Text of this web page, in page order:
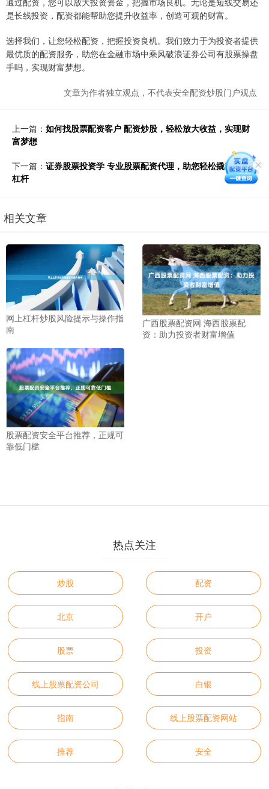
是长线投资，配资都能帮助您提升收益率，创造可观的财富。
选择我们，让您轻松配资，把握投资良机。我们致力于为投资者提供
最优质的配资服务，助您在金融市场中乘风破浪证券公司有股票操盘
手吗，实现财富梦想。
文章为作者独立观点，不代表安全配资炒股门户观点
上一篇： 如何找股票配资客户 配资炒股，轻松放大收益，实现财
富梦想
下一篇： 证券股票投资学 专业股票配资代理，助您轻松撬动资金
杠杆
相关文章
网上杠杆炒股风险提示与操作指
南
广西股票配资网 海西股票配
资：助力投资者财富增值
股票配资安全平台推荐，正规可
靠低门槛
热点关注
炒股 配资
北京 开户
股票 投资
线上股票配资公司 白银
指南 线上股票配资网站
推荐 安全